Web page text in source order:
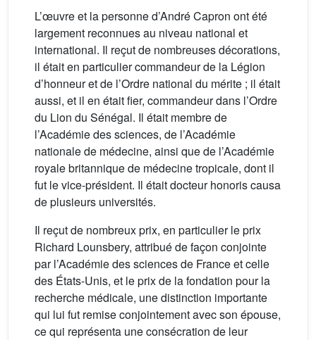
L’œuvre et la personne d’André Capron ont été
largement reconnues au niveau national et
international. Il reçut de nombreuses décorations,
il était en particulier commandeur de la Légion
d’honneur et de l’Ordre national du mérite ; il était
aussi, et il en était fier, commandeur dans l’Ordre
du Lion du Sénégal. Il était membre de
l’Académie des sciences, de l’Académie
nationale de médecine, ainsi que de l’Académie
royale britannique de médecine tropicale, dont il
fut le vice-président. Il était docteur honoris causa
de plusieurs universités.
Il reçut de nombreux prix, en particulier le prix
Richard Lounsbery, attribué de façon conjointe
par l’Académie des sciences de France et celle
des États-Unis, et le prix de la fondation pour la
recherche médicale, une distinction importante
qui lui fut remise conjointement avec son épouse,
ce qui représenta une consécration de leur